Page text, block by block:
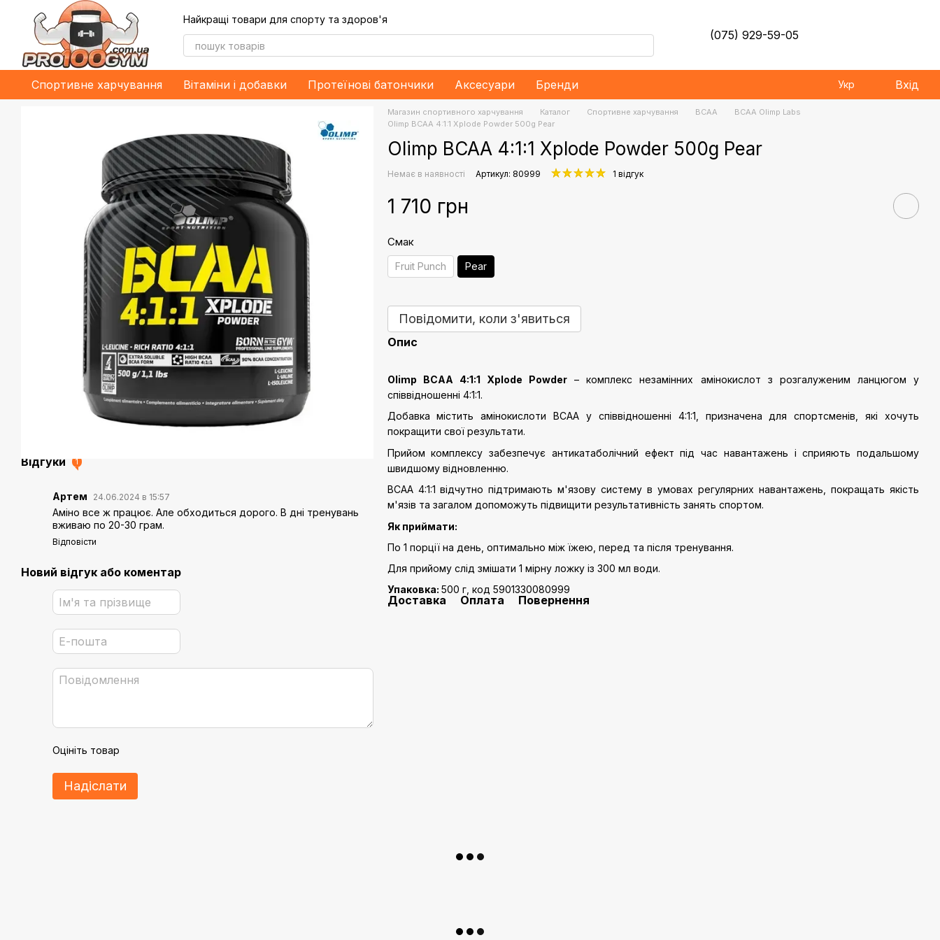
Перейти до основного контенту
Найкращі товари для спорту та здоров'я
(075) 929-59-05
Спортивне харчування Bітаміни і добавки Протеїнові батончики Аксесуари Бренди Укр Вхід
Відгуки 1
Артем 24.06.2024 в 15:57
Аміно все ж працює. Але обходиться дорого. В дні тренувань
вживаю по 20-30 грам.
Відповісти
Новий відгук або коментар
Оцініть товар
Надіслати
Магазин спортивного харчування Каталог Спортивне харчування BCAA
BCAA Olimp Labs
Olimp BCAA 4:1:1 Xplode Powder 500g Pear
Olimp BCAA 4:1:1 Xplode Powder 500g Pear
Немає в наявності Артикул: 80999 1 відгук
1 710 грн
Смак
Fruit Punch Pear
Повідомити, коли з'явиться
Опис
Olimp BCAA 4:1:1 Xplode Powder – комплекс незамінних амінокислот з розгалуженим ланцюгом у
співвідношенні 4:1:1.
Добавка містить амінокислоти BCAA у співвідношенні 4:1:1, призначена для спортсменів, які хочуть
покращити свої результати.
Прийом комплексу забезпечує антикатаболічний ефект під час навантажень і сприяють подальшому
швидшому відновленню.
BCAA 4:1:1 відчутно підтримають м'язову систему в умовах регулярних навантажень, покращать якість
м'язів та загалом допоможуть підвищити результативність занять спортом.
Як приймати:
По 1 порції на день, оптимально між їжею, перед та після тренування.
Для прийому слід змішати 1 мірну ложку із 300 мл води.
Упаковка: 500 г, код 5901330080999
Доставка Оплата Повернення